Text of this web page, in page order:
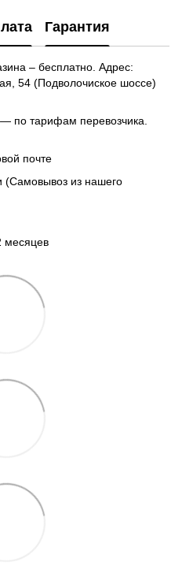
Гарантия
– бесплатно. Адрес:
54 (Подволочиское шоссе)
по тарифам перевозчика.
почте
(Самовывоз из нашего
месяцев